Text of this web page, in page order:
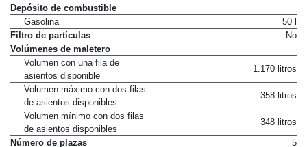
Depósito de combustible
Gasolina
50 l
Filtro de partículas
No
Volúmenes de maletero
Volumen con una fila de
asientos disponible
1.170 litros
Volumen máximo con dos filas
de asientos disponibles
358 litros
Volumen mínimo con dos filas
de asientos disponibles
348 litros
Número de plazas
5